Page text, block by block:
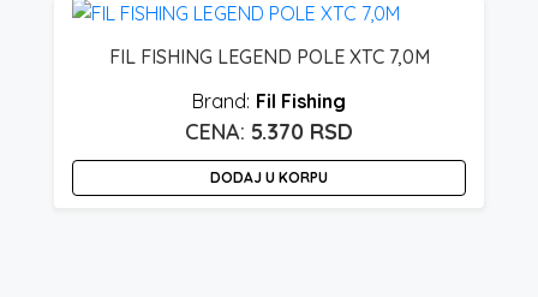
FIL FISHING LEGEND POLE XTC 7,0M
Fil Fishing
5.370 RSD
DODAJ U KORPU